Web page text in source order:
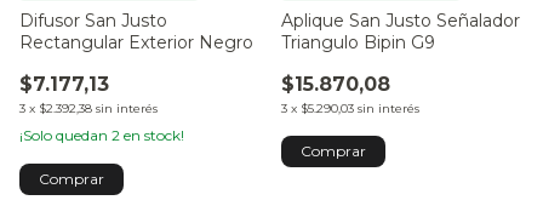
Difusor San Justo
Rectangular Exterior Negro
$7.177,13
3 x $2.392,38 sin interés
¡Solo quedan 2 en stock!
Aplique San Justo Señalador
Triangulo Bipin G9
$15.870,08
3 x $5.290,03 sin interés